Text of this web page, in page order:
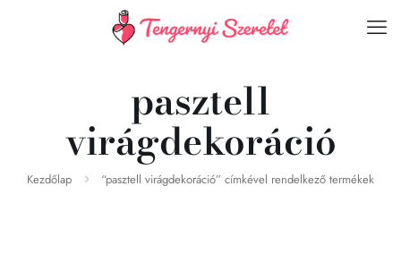
pasztell
virágdekoráció
Kezdőlap “pasztell virágdekoráció” címkével rendelkező termékek